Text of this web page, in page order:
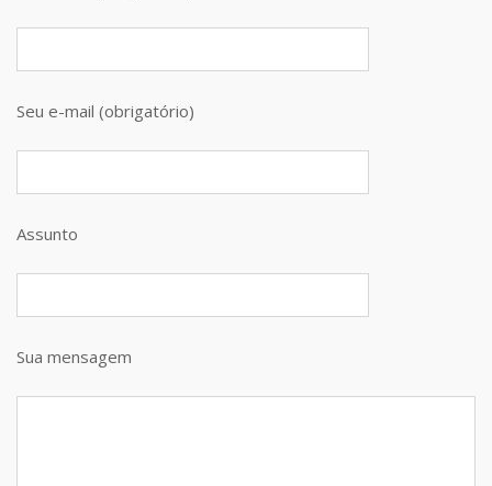
Seu e-mail (obrigatório)
Assunto
Sua mensagem